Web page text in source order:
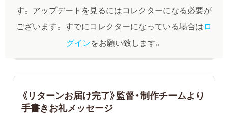
す。 アップデートを見るにはコレクターになる必要が
ございます。 すでにコレクターになっている場合はロ
グインをお願い致します。
​《リターンお届け完了》監督・制作チームより
手書きお礼メッセージ